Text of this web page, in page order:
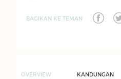
BAGIKAN KE TEMAN
OVERVIEW KANDUNGAN